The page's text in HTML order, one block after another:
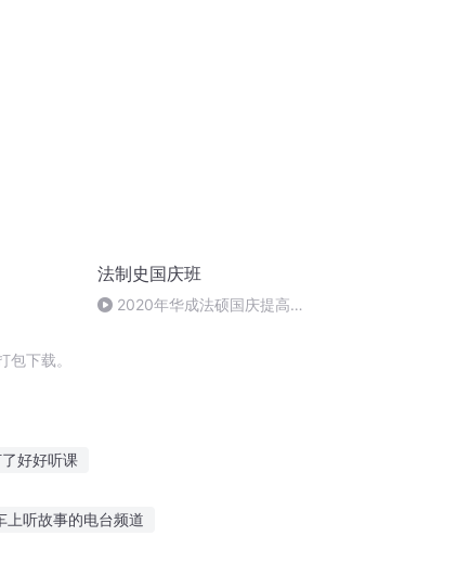
法制史国庆班
2020年华成法硕国庆提高班
下载。
好好听课
上听故事的电台频道